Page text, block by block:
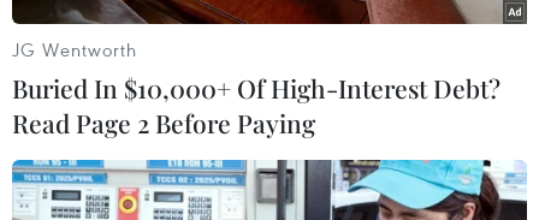
Theo dõi VietnamPlus
JG Wentworth
Buried In $10,000+ Of High-Interest Debt?
Read Page 2 Before Paying